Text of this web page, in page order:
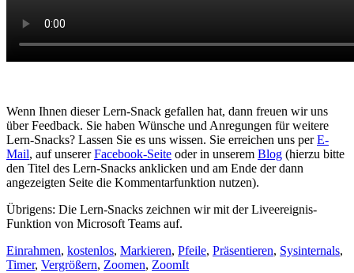
Wenn Ihnen dieser Lern-Snack gefallen hat, dann freuen wir uns
über Feedback. Sie haben Wünsche und Anregungen für weitere
Lern-Snacks? Lassen Sie es uns wissen. Sie erreichen uns perE-
Mail, auf unsererFacebook-Seite oder in unserem Blog (hierzu bitte
den Titel des Lern-Snacks anklicken und am Ende der dann
angezeigten Seite die Kommentarfunktion nutzen).
Übrigens: Die Lern-Snacks zeichnen wir mit der Liveereignis-
Funktion von Microsoft Teams auf.
Einrahmen, kostenlos, Markieren, Pfeile, Präsentieren, Sysinternals,
Timer, Vergrößern, Zoomen, ZoomIt